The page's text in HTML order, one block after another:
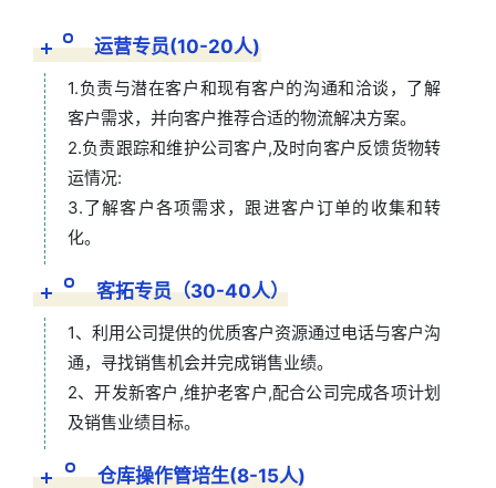
运营专员(10-20人)
1.负责与潜在客户和现有客户的沟通和洽谈，了解
客户需求，并向客户推荐合适的物流解决方案。
2.负责跟踪和维护公司客户,及时向客户反馈货物转
运情况:
3.了解客户各项需求，跟进客户订单的收集和转
化。
客拓专员（30-40人）
1、利用公司提供的优质客户资源通过电话与客户沟
通，寻找销售机会并完成销售业绩。
2、开发新客户,维护老客户,配合公司完成各项计划
及销售业绩目标。
仓库操作管培生(8-15人)